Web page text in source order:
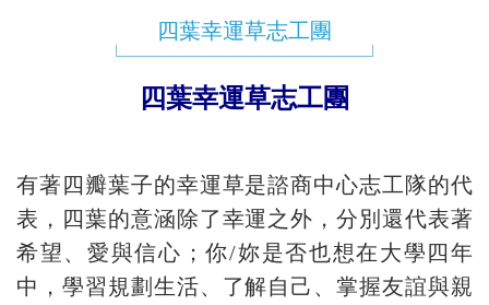
四葉幸運草志工團
四葉幸運草志工團
有著四瓣葉子的幸運草是諮商中心志工隊的代
表，四葉的意涵除了幸運之外，分別還代表著
希望、愛與信心；你/妳是否也想在大學四年
中，學習規劃生活、了解自己、掌握友誼與親